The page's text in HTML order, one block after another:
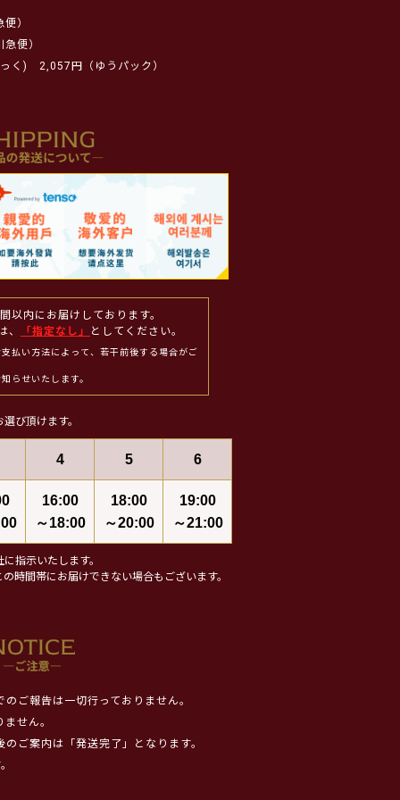
）
便）
く)
2,057円（ゆうパック）
以内にお届けしております。
、
「指定なし」 としてください。
払い方法によって、若干前後する場合がご
らせいたします。
び頂けます。
4 5 6
16:00
～18:00
18:00
～20:00
19:00
～21:00
指示いたします。
時間帯にお届けできない場合もございます。
ご報告は一切行っておりません。
せん。
ご案内は「発送完了」となります。